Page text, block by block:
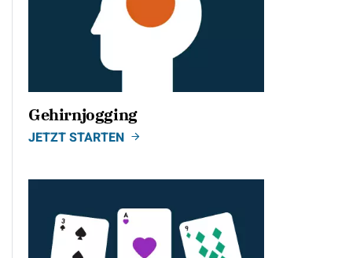
Gehirnjogging
JETZT STARTEN